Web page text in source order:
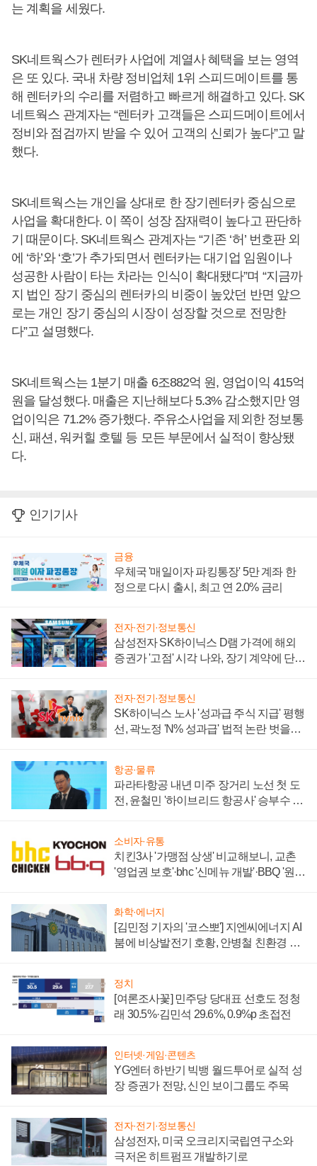
는 계획을 세웠다.
SK네트웍스가 렌터카 사업에 계열사 혜택을 보는 영역
은 또 있다. 국내 차량 정비업체 1위 스피드메이트를 통
해 렌터카의 수리를 저렴하고 빠르게 해결하고 있다. SK
네트웍스 관계자는 “렌터카 고객들은 스피드메이트에서
정비와 점검까지 받을 수 있어 고객의 신뢰가 높다”고 말
했다.
SK네트웍스는 개인을 상대로 한 장기렌터카 중심으로
사업을 확대한다. 이 쪽이 성장 잠재력이 높다고 판단하
기 때문이다. SK네트웍스 관계자는 “기존 ‘허’ 번호판 외
에 ‘하’와 ‘호’가 추가되면서 렌터카는 대기업 임원이나
성공한 사람이 타는 차라는 인식이 확대됐다”며 “지금까
지 법인 장기 중심의 렌터카의 비중이 높았던 반면 앞으
로는 개인 장기 중심의 시장이 성장할 것으로 전망한
다”고 설명했다.
SK네트웍스는 1분기 매출 6조882억 원, 영업이익 415억
원을 달성했다. 매출은 지난해보다 5.3% 감소했지만 영
업이익은 71.2% 증가했다. 주유소사업을 제외한 정보통
신, 패션, 워커힐 호텔 등 모든 부문에서 실적이 향상됐
다.
인기기사
금융
우체국 '매일이자 파킹통장' 5만 계좌 한
정으로 다시 출시, 최고 연 2.0% 금리
전자·전기·정보통신
삼성전자 SK하이닉스 D램 가격에 해외
증권가 '고점' 시각 나와, 장기 계약에 단점
전자·전기·정보통신
SK하이닉스 노사 '성과급 주식 지급' 평행
선, 곽노정 'N% 성과급' 법적 논란 벗을지
항공·물류
파라타항공 내년 미주 장거리 노선 첫 도
전, 윤철민 '하이브리드 항공사' 승부수 통
소비자·유통
치킨3사 '가맹점 상생' 비교해보니, 교촌
'영업권 보호'·bhc '신메뉴 개발'·BBQ '원가
화학·에너지
[김민정 기자의 '코스뽀'] 지엔씨에너지 AI
붐에 비상발전기 호황, 안병철 친환경 에
정치
[여론조사꽃] 민주당 당대표 선호도 정청
래 30.5%·김민석 29.6%, 0.9%p 초접전
인터넷·게임·콘텐츠
YG엔터 하반기 빅뱅 월드투어로 실적 성
장 증권가 전망, 신인 보이그룹도 주목
전자·전기·정보통신
삼성전자, 미국 오크리지국립연구소와
극저온 히트펌프 개발하기로